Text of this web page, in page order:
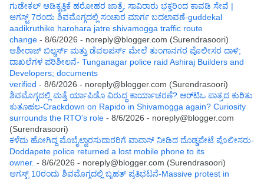
ಗುಡೇಕಲ್ ಆಡಿಕೃತ್ತಿಕೆ ಹರೋಹರ ಜಾತ್ರೆ: ಸಾವಿರಾರು ಭಕ್ತರಿಂದ ಕಾವಡಿ ಸೇವೆ |
ಆಗಸ್ಟ್ 7ರಂದು ಶಿವಮೊಗ್ಗದಲ್ಲಿ ಸಂಚಾರ ಮಾರ್ಗ ಬದಲಾವಣೆ-guddekal
aadikruthike harohara jatre shivamogga traffic route
change - 8/6/2026 - noreply@blogger.com (Surendrasoori)
ಆಶೀರಾಜ್ ಬಿಲ್ಡರ್ಸ್ ಮತ್ತು ಡೆವಲಪರ್ಸ್ ಮೇಲೆ ತುಂಗಾನಗರ ಪೊಲೀಸರ ದಾಳಿ;
ದಾಖಲೆಗಳ ಪರಿಶೀಲನೆ- Tunganagar police raid Ashiraj Builders and
Developers; documents
verified - 8/6/2026 - noreply@blogger.com (Surendrasoori)
ಶಿವಮೊಗ್ಗದಲ್ಲಿ ಮತ್ತೆ ರ್ಯಾಪಿಡೊ ವಿರುದ್ಧ ಕಾರ್ಯಾಚರಣೆ? ಆರ್‌ಟಿಒ ಪಾತ್ರದ ಕುರಿತು
ಕುತೂಹಲ-Crackdown on Rapido in Shivamogga again? Curiosity
surrounds the RTO's role - 8/6/2026 - noreply@blogger.com
(Surendrasoori)
ಕಳೆದು ಹೋಗಿದ್ದ ಮೊಬೈಲ್ವಾರಸುದಾರರಿಗೆ ವಾಪಾಸ್ ನೀಡಿದ ದೊಡ್ಡಪೇಟೆ ಪೊಲೀಸರು-
Doddapete police returned a lost mobile phone to its
owner. - 8/6/2026 - noreply@blogger.com (Surendrasoori)
ಆಗಸ್ಟ್‌ 10ರಂದು ಶಿವಮೊಗ್ಗದಲ್ಲಿ ಬೃಹತ್ ಪ್ರತಿಭಟನೆ-Massive protest in